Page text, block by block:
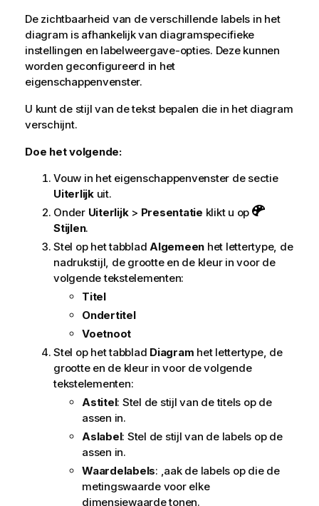
De zichtbaarheid van de verschillende labels in het
diagram is afhankelijk van diagramspecifieke
instellingen en labelweergave-opties. Deze kunnen
worden geconfigureerd in het
eigenschappenvenster.
U kunt de stijl van de tekst bepalen die in het diagram
verschijnt.
Doe het volgende:
Vouw in het eigenschappenvenster de sectie
Uiterlijkuit.
Onder Uiterlijk> Presentatie klikt u op
Stijlen.
Stel op het tabblad Algemeen het lettertype, de
nadrukstijl, de grootte en de kleur in voor de
volgende tekstelementen:
Titel
Ondertitel
Voetnoot
Stel op het tabblad Diagram het lettertype, de
grootte en de kleur in voor de volgende
tekstelementen:
Astitel: Stel de stijl van de titels op de
assen in.
Aslabel: Stel de stijl van de labels op de
assen in.
Waardelabels: ,aak de labels op die de
metingswaarde voor elke
dimensiewaarde tonen.